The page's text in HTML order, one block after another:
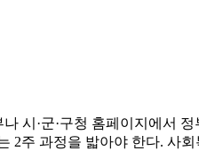
시·군·구청 홈페이지에서
2주 과정을 밟아야 한다. 사